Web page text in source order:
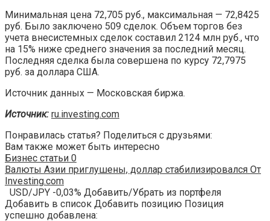
Минимальная цена 72,705 руб., максимальная — 72,8425
руб. Было заключено 509 сделок. Объем торгов без
учета внесистемных сделок составил 2124 млн руб., что
на 15% ниже среднего значения за последний месяц.
Последняя сделка была совершена по курсу 72,7975
руб. за доллара США.
Источник данных — Московская биржа.
Источник: ru.investing.com
Понравилась статья? Поделиться с друзьями:
Вам также может быть интересно
Бизнес статьи 0
Валюты Азии приглушены, доллар стабилизировался От
Investing.com
USD/JPY -0,03% Добавить/Убрать из портфеля
Добавить в список Добавить позицию Позиция
успешно добавлена: